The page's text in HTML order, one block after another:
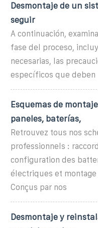
Desmontaje de un
seguir
A continuación,
fase del proceso,
necesarias, las
específicos que deben
Esquemas de
paneles, baterías,
Retrouvez tous nos
professionnels :
configuration des
électriques et
Conçus par nos
Desmontaje y